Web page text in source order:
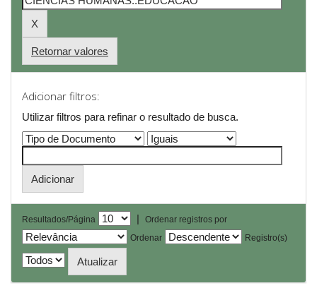
Retornar valores
Adicionar filtros:
Utilizar filtros para refinar o resultado de busca.
Resultados/Página |
Ordenar registros por
Ordenar
Registro(s)